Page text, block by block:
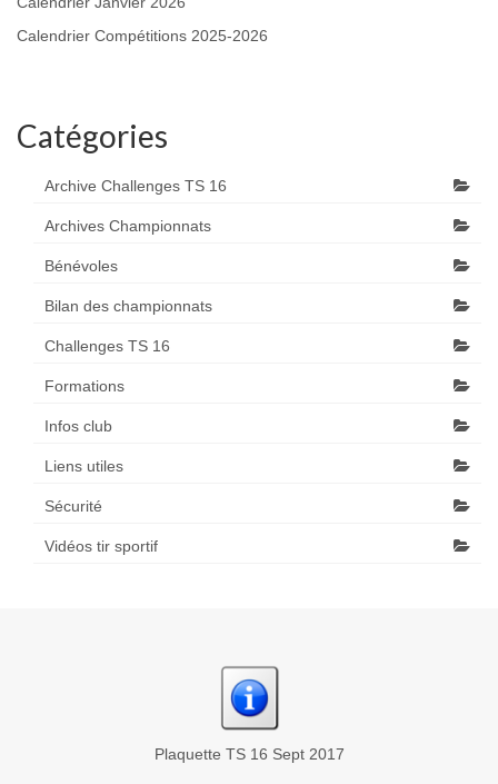
Calendrier Compétitions 2025-2026
Catégories
Archive Challenges TS 16
Archives Championnats
Bénévoles
Bilan des championnats
Challenges TS 16
Formations
Infos club
Liens utiles
Sécurité
Vidéos tir sportif
Plaquette TS 16 Sept 2017